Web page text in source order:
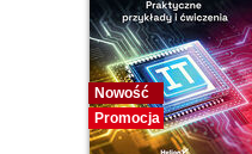
Nowość
Promocja